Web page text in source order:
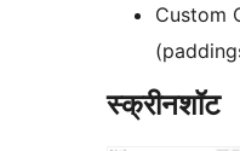
Custom
स्क्रीनशॉट